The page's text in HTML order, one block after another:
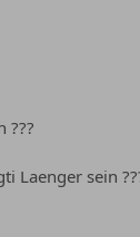
???
Laenger sein